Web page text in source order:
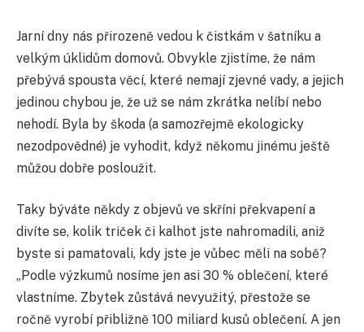
Jarní dny nás přirozeně vedou k čistkám v šatníku a
velkým úklidům domovů. Obvykle zjistíme, že nám
přebývá spousta věcí, které nemají zjevné vady, a jejich
jedinou chybou je, že už se nám zkrátka nelíbí nebo
nehodí. Byla by škoda (a samozřejmě ekologicky
nezodpovědné) je vyhodit, když někomu jinému ještě
můžou dobře posloužit.
Taky býváte někdy z objevů ve skříni překvapení a
divíte se, kolik triček či kalhot jste nahromadili, aniž
byste si pamatovali, kdy jste je vůbec měli na sobě?
„Podle výzkumů nosíme jen asi 30 % oblečení, které
vlastníme. Zbytek zůstává nevyužitý, přestože se
ročně vyrobí přibližně 100 miliard kusů oblečení. A jen